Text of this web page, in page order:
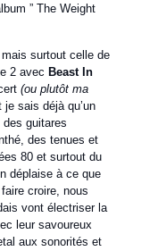
” The Weight
mais surtout celle de
2 avec Beast In
(ou plutôt ma
sais déjà qu’un
guitares
des tenues et
80 et surtout du
déplaise à ce que
croire, nous
vont électriser la
leur savoureux
aux sonorités et